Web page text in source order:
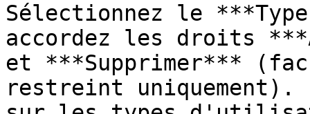
Sélectionnez le
accordez les droits
et ***Supprimer***
restreint uniquement).